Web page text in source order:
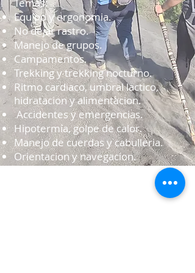
Equipo y ergonomia.
No dejar rastro.
Manejo de grupos.
Campamentos.
Trekking y trekking nocturno.
Ritmo cardiaco, umbral lactico,
hidratacion y alimentacion.
Accidentes y emergencias.
Hipotermia, golpe de calor.
Manejo de cuerdas y cabulleria.
Orientacion y navegacion.
y muchos temas mas, un curso